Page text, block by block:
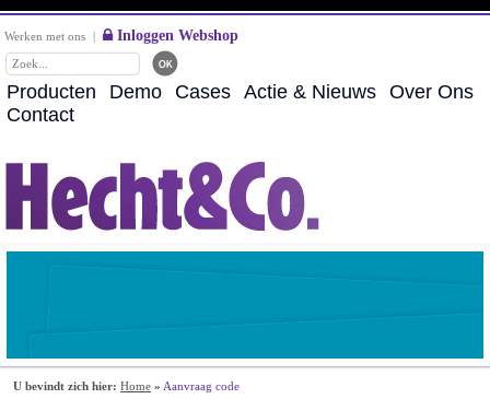
Werken met ons | Inloggen Webshop
Producten Demo Cases Actie & Nieuws Over Ons
Contact
U bevindt zich hier: Home » Aanvraag code